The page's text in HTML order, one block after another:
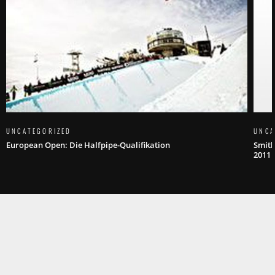
UNCATEGORIZED
European Open: Die Halfpipe-Qualifikation
2011